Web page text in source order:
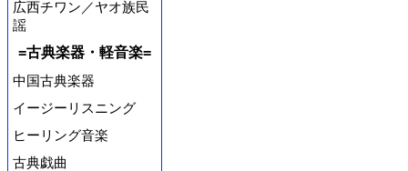
広西チワン／ヤオ族民
謡
=古典楽器・軽音楽=
中国古典楽器
イージーリスニング
ヒーリング音楽
古典戯曲